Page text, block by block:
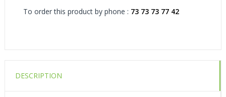
To order this product by phone : 73 73 73 77 42
DESCRIPTION